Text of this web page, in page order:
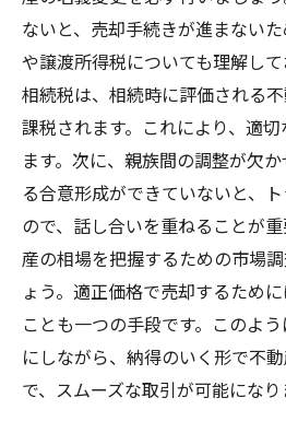
ないと、売却手続きが進まない
や譲渡所得税についても理解して
相続税は、相続時に評価される
課税されます。これにより、適
ます。次に、親族間の調整が欠
る合意形成ができていないと、
ので、話し合いを重ねることが
産の相場を把握するための市場
ょう。適正価格で売却するため
ことも一つの手段です。このよ
にしながら、納得のいく形で不
で、スムーズな取引が可能になり